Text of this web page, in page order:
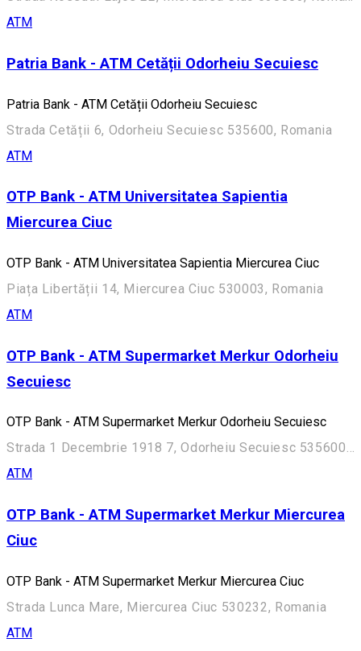
ATM
Patria Bank - ATM Cetății Odorheiu Secuiesc
Patria Bank - ATM Cetății Odorheiu Secuiesc
Strada Cetății 6, Odorheiu Secuiesc 535600, Romania
ATM
OTP Bank - ATM Universitatea Sapientia
Miercurea Ciuc
OTP Bank - ATM Universitatea Sapientia Miercurea Ciuc
Piața Libertății 14, Miercurea Ciuc 530003, Romania
ATM
OTP Bank - ATM Supermarket Merkur Odorheiu
Secuiesc
OTP Bank - ATM Supermarket Merkur Odorheiu Secuiesc
Strada 1 Decembrie 1918 7, Odorheiu Secuiesc 535600, Romania
ATM
OTP Bank - ATM Supermarket Merkur Miercurea
Ciuc
OTP Bank - ATM Supermarket Merkur Miercurea Ciuc
Strada Lunca Mare, Miercurea Ciuc 530232, Romania
ATM